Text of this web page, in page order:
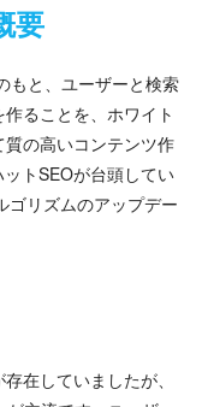
要
もと、ユーザーと検索
ることを、ホワイト
の高いコンテンツ作
トSEOが台頭してい
ゴリズムのアップデー
在していましたが、